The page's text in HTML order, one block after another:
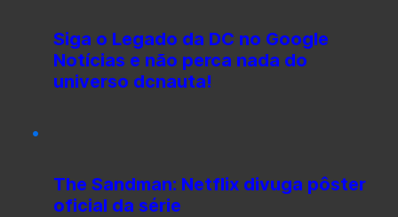
Siga o Legado da DC no Google
Notícias e não perca nada do
universo dcnauta!
The Sandman: Netflix divuga pôster
oficial da série